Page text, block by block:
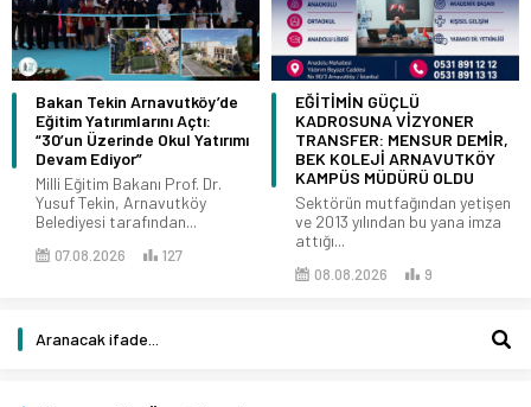
Bakan Tekin Arnavutköy’de
Eğitim Yatırımlarını Açtı:
“30’un Üzerinde Okul Yatırımı
Devam Ediyor”
Milli Eğitim Bakanı Prof. Dr.
Yusuf Tekin, Arnavutköy
Belediyesi tarafından...
07.08.2026 127
EĞİTİMİN GÜÇLÜ
KADROSUNA VİZYONER
TRANSFER: MENSUR DEMİR,
BEK KOLEJİ ARNAVUTKÖY
KAMPÜS MÜDÜRÜ OLDU
Sektörün mutfağından yetişen
ve 2013 yılından bu yana imza
attığı...
08.08.2026 9